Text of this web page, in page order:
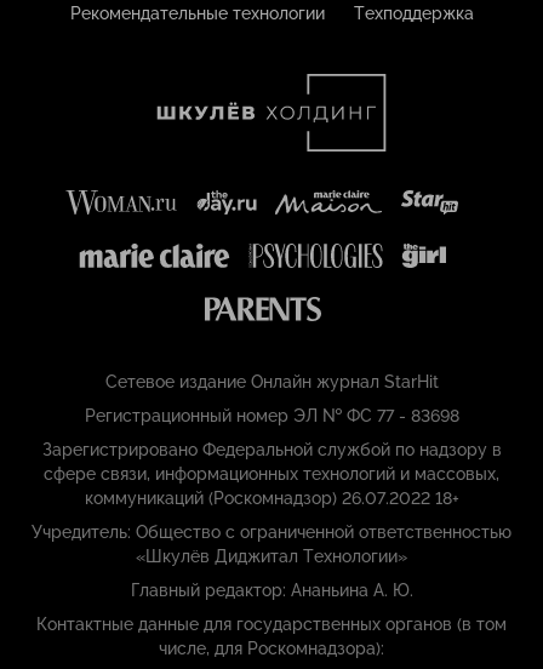
Рекомендательные технологии
Техподдержка
Сетевое издание Онлайн журнал StarHit
Регистрационный номер ЭЛ № ФС 77 - 83698
Зарегистрировано Федеральной службой по надзору в
сфере связи, информационных технологий и массовых,
коммуникаций (Роскомнадзор) 26.07.2022 18+
Учредитель: Общество с ограниченной ответственностью
«Шкулёв Диджитал Технологии»
Главный редактор: Ананьина А. Ю.
Контактные данные для государственных органов (в том
числе, для Роскомнадзора):